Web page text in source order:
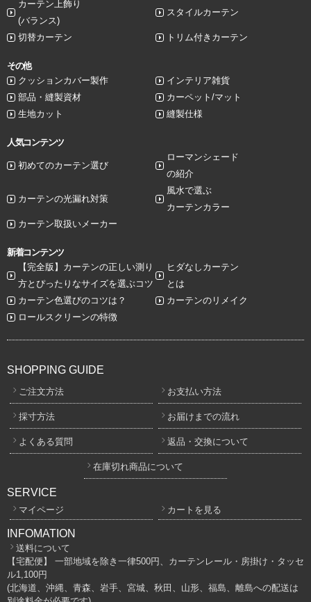
カーテン上飾り
(バランス)
スタイルカーテン
切替カーテン トリム付きカーテン
その他
クッションカバー製作
インテリア雑貨
部品・縫製資材
カーペット/マット
生地カット
縫製仕様
人気コンテンツ
初めてのカーテン選び
ローマンシェード
の紹介
カーテンの光漏れ対策
風水で選ぶ
カーテンカラー
カーテン取扱いメーカー
新着コンテンツ
【完全版】カーテンの正しい測り
方とぴったりなサイズを選ぶコツ
ヒダなしカーテン
とは
カーテン色選びのコツは？
カーテンのリメイク
ロールスクリーンの特徴
SHOPPING GUIDE
ご注文方法 お支払い方法
採寸方法 お届けまでの流れ
よくある質問 返品・交換について
在庫切れ商品について
SERVICE
マイページ カートを見る
INFOMATION
送料について
【宅配便】 一部地域を除き一律500円、カーテンレール・房掛け・タッセ
ル1,100円
(北海道、沖縄、青森、岩手、宮城、秋田、山形、福島、離島への配送は